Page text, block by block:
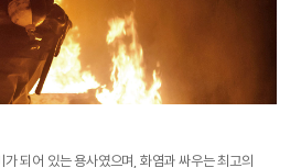
되어 있는 용사였으며, 화염과 싸우는 최고의